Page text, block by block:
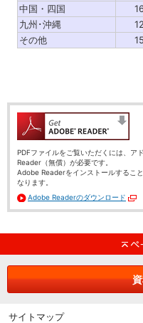
中国・四国
九州･沖縄
その他
PDFファイルをご覧いただくには、ア
Reader（無償）が必要です。
Adobe Readerをインストールするこ
なります。
Adobe Readerのダウンロード
サイトマップ